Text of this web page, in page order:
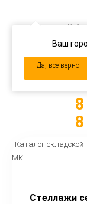
Ваш
Да, все верно
Войти
navigation
Каталог складской
МК
Стеллажи